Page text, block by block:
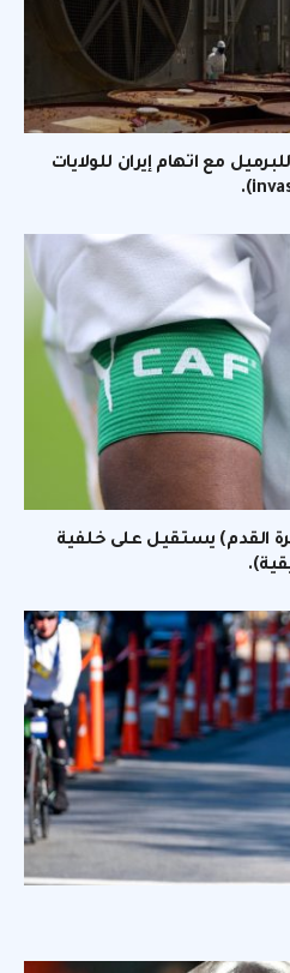
116 دولارًا للبرميل مع اتهام إيران للولايات
القدم) يستقيل على خلفية